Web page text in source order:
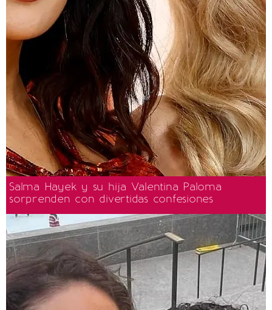
Salma Hayek y su hija Valentina Paloma
sorprenden con divertidas confesiones